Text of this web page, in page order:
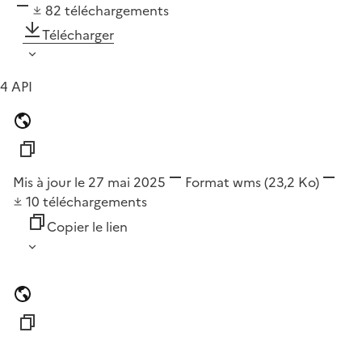
82 téléchargements
Télécharger
4 API
Mis à jour le 27 mai 2025 Format wms(23,2 Ko)
10 téléchargements
Copier le lien